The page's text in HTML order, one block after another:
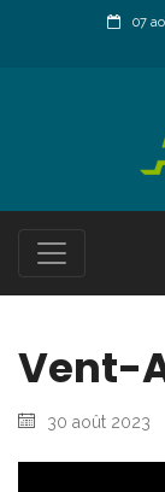
07
Vent-
30 août 2023